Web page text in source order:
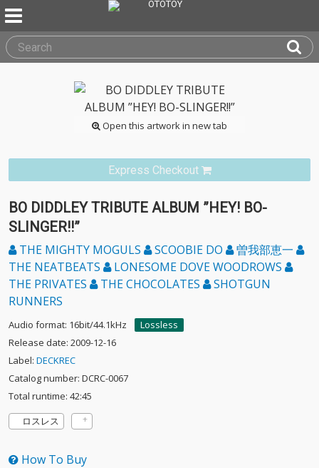
Open this artwork in new tab
Express Checkout
BO DIDDLEY TRIBUTE ALBUM ”HEY! BO-
SLINGER!!”
THE MIGHTY MOGULS SCOOBIE DO
曽我部恵一
THE NEATBEATS
LONESOME DOVE WOODROWS
THE PRIVATES
THE CHOCOLATES
SHOTGUN
RUNNERS
Audio format: 16bit/44.1kHz
Lossless
Release date: 2009-12-16
Label: DECKREC
Catalog number: DCRC-0067
Total runtime: 42:45
ロスレス
How To Buy